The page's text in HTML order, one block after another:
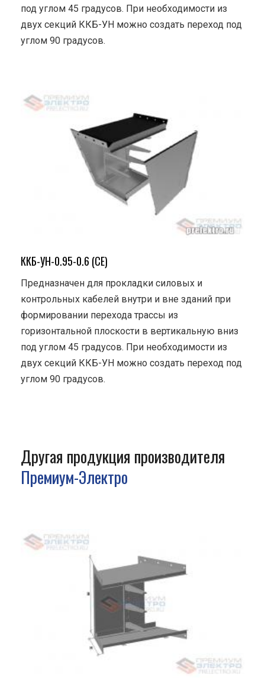
под углом 45 градусов. При необходимости из
двух секций ККБ-УН можно создать переход под
углом 90 градусов.
ККБ-УН-0.95-0.6 (СЕ)
Предназначен для прокладки силовых и
контрольных кабелей внутри и вне зданий при
формировании перехода трассы из
горизонтальной плоскости в вертикальную вниз
под углом 45 градусов. При необходимости из
двух секций ККБ-УН можно создать переход под
углом 90 градусов.
Другая продукция производителя
Премиум-Электро